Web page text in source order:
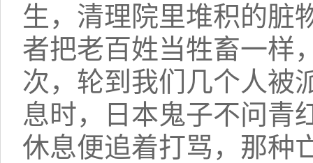
生，清理院里堆积的脏
者把老百姓当牲畜一样
次，轮到我们几个人被
息时，日本鬼子不问青
休息便追着打骂，那种